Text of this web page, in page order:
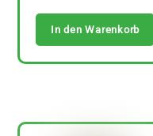
In den Warenkorb